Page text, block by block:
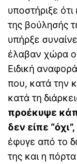
υποστήριξε
της βούλησής
υπήρξε
έλαβαν χώρα
Ειδική
που, κατά την
κατά τη
προέκυψε
δεν είπε
έφυγε από το
της και η